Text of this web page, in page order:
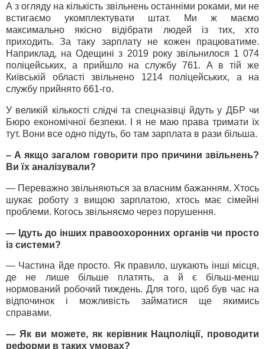
А з огляду на кількість звільнень останніми роками, ми не
встигаємо укомплектувати штат. Ми ж маємо
максимально якісно відібрати людей із тих, хто
приходить. За таку зарплату не кожен працюватиме.
Наприклад, на Одещині з 2019 року звільнилося 1 074
поліцейських, а прийшло на службу 761. А в тій же
Київській області звільнено 1214 поліцейських, а на
службу прийнято 661-го.
У великій кількості слідчі та спецназівці йдуть у ДБР чи
Бюро економічної безпеки. І я не маю права тримати їх
тут. Вони все одно підуть, бо там зарплата в рази більша.
– А якщо загалом говорити про причини звільнень?
Ви їх аналізували?
— Переважно звільняються за власним бажанням. Хтось
шукає роботу з вищою зарплатою, хтось має сімейні
проблеми. Когось звільняємо через порушення.
— Ідуть до інших правоохоронних органів чи просто
із системи?
— Частина йде просто. Як правило, шукають інші місця,
де не лише більше платять, а й є більш-менш
нормований робочий тиждень. Для того, щоб був час на
відпочинок і можливість займатися ще якимись
справами.
— Як ви можете, як керівник Нацполіції, проводити
реформи в таких умовах?